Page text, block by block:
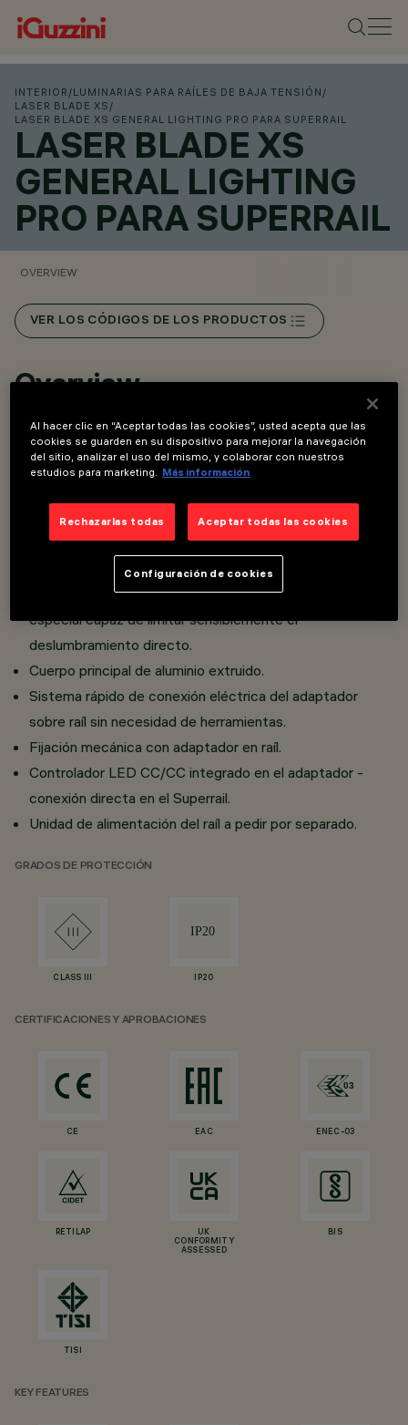
INTERIOR /LUMINARIAS PARA RAÍLES DE BAJA TENSIÓN /
LASER BLADE XS /
LASER BLADE XS GENERAL LIGHTING PRO PARA SUPERRAIL
LASER BLADE XS
GENERAL LIGHTING
PRO PARA SUPERRAIL
OVERVIEW
VER LOS CÓDIGOS DE LOS PRODUCTOS
Overview
Módulo lineal fijo de 5 elementos ópticos con adaptador
para instalación en Superrail.
definición en material termoplástico metalizado.
Pese a las dimensiones mínimas del producto, la
tecnología patentada del sistema óptimo garantiza un
elevado flujo lumínico optimizado por un filtro difusor
especial capaz de limitar sensiblemente el
deslumbramiento directo.
Cuerpo principal de aluminio extruido.
Sistema rápido de conexión eléctrica del adaptador
sobre raíl sin necesidad de herramientas.
Fijación mecánica con adaptador en raíl.
Controlador LED CC/CC integrado en el adaptador -
conexión directa en el Superrail.
Unidad de alimentación del raíl a pedir por separado.
GRADOS DE PROTECCIÓN
CLASS III IP20
CERTIFICACIONES Y APROBACIONES
CE EAC ENEC-03
RETILAP
UK
CONFORMITY
ASSESSED
BIS
TISI
KEY FEATURES
Al hacer clic en “Aceptar todas las cookies”, usted acepta que las
cookies se guarden en su dispositivo para mejorar la navegación
del sitio, analizar el uso del mismo, y colaborar con nuestros
estudios para marketing.
Más información
Rechazarlas todas Aceptar todas las cookies
Configuración de cookies